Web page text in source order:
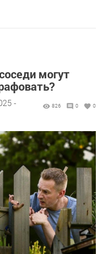
могут
-
826 0 0